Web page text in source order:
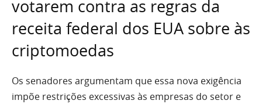
votarem contra as regras da
receita federal dos EUA sobre às
criptomoedas
Os senadores argumentam que essa nova exigência
impõe restrições excessivas às empresas do setor e